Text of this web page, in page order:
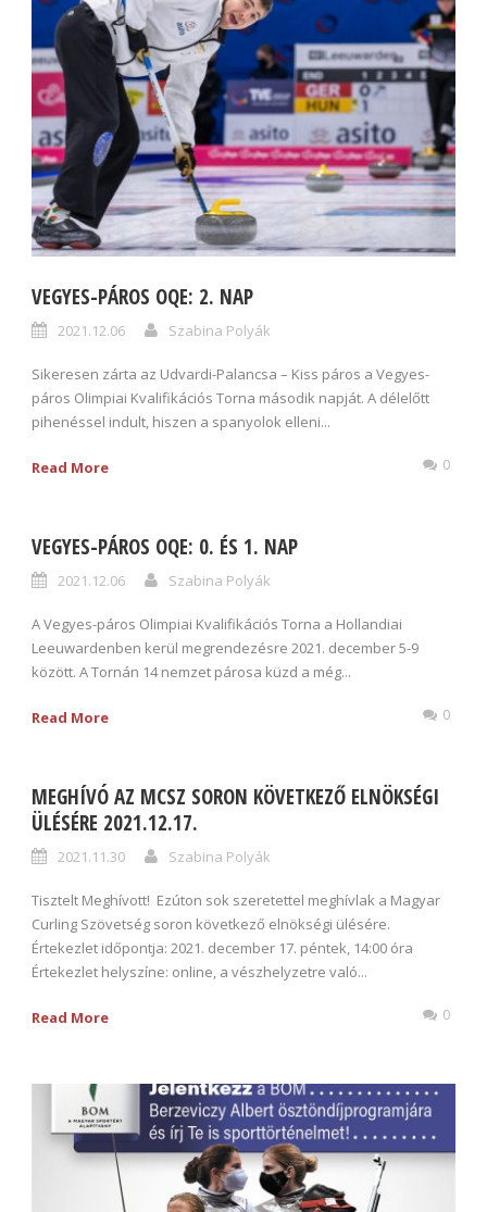
VEGYES-PÁROS OQE: 2. NAP
2021.12.06 Szabina Polyák
Sikeresen zárta az Udvardi-Palancsa – Kiss páros a Vegyes-
páros Olimpiai Kvalifikációs Torna második napját. A délelőtt
pihenéssel indult, hiszen a spanyolok elleni...
Read More 0
VEGYES-PÁROS OQE: 0. ÉS 1. NAP
2021.12.06 Szabina Polyák
A Vegyes-páros Olimpiai Kvalifikációs Torna a Hollandiai
Leeuwardenben kerül megrendezésre 2021. december 5-9
között. A Tornán 14 nemzet párosa küzd a még...
Read More 0
MEGHÍVÓ AZ MCSZ SORON KÖVETKEZŐ ELNÖKSÉGI
ÜLÉSÉRE 2021.12.17.
2021.11.30 Szabina Polyák
Tisztelt Meghívott! Ezúton sok szeretettel meghívlak a Magyar
Curling Szövetség soron következő elnökségi ülésére.
Értekezlet időpontja: 2021. december 17. péntek, 14:00 óra
Értekezlet helyszíne: online, a vészhelyzetre való...
Read More 0